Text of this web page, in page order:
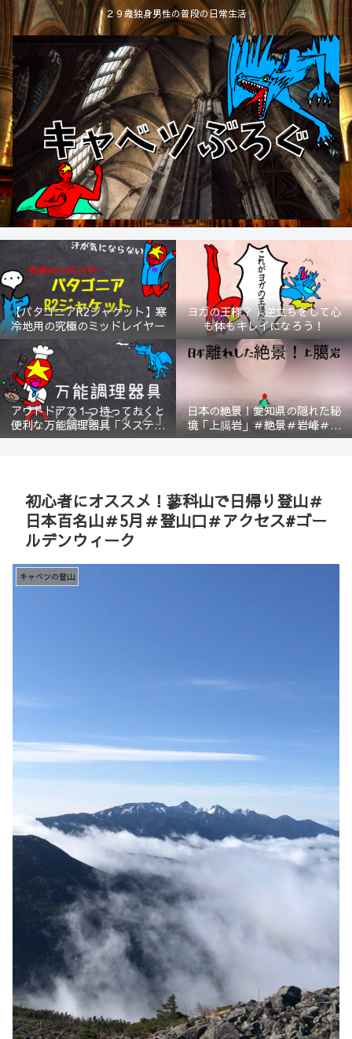
２９歳独身男性の普段の日常生活
【パタゴニアR2ジャケット】寒
冷地用の究極のミッドレイヤー
ヨガの王様？！逆立ちをして心
も体もキレイになろう！
アウトドアで１つ持っておくと
便利な万能調理器具「メスティ
ン」＃登山＃BBQ
日本の絶景！愛知県の隠れた秘
境「上臈岩」＃絶景＃岩峰＃新
城＃スリル＃宇連山
初心者にオススメ！蓼科山で日帰り登山＃
日本百名山＃5月＃登山口＃アクセス#ゴー
ルデンウィーク
キャベツの登山